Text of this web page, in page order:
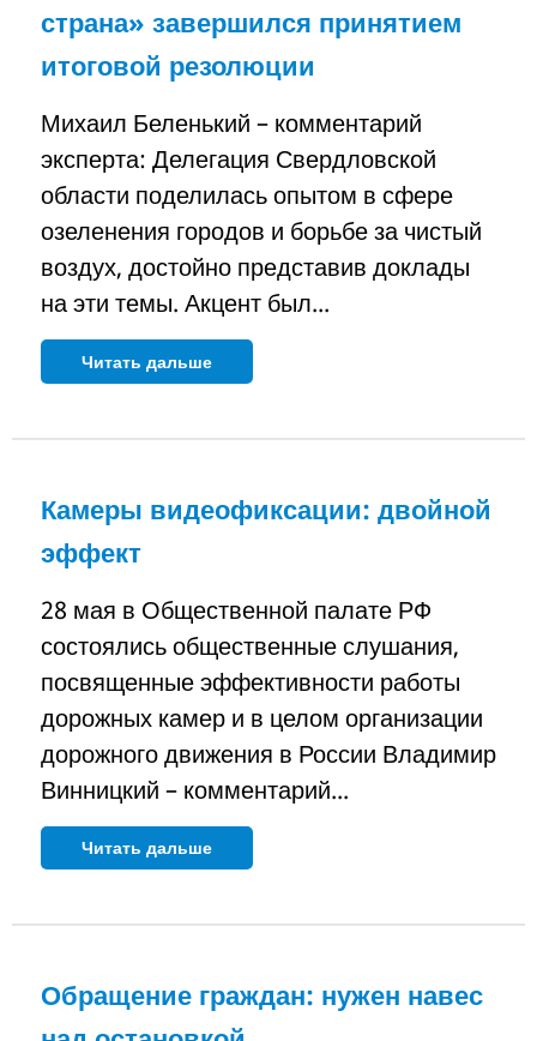
страна» завершился принятием
итоговой резолюции
Михаил Беленький – комментарий
эксперта: Делегация Свердловской
области поделилась опытом в сфере
озеленения городов и борьбе за чистый
воздух, достойно представив доклады
на эти темы. Акцент был...
Читать дальше
Камеры видеофиксации: двойной
эффект
28 мая в Общественной палате РФ
состоялись общественные слушания,
посвященные эффективности работы
дорожных камер и в целом организации
дорожного движения в России Владимир
Винницкий – комментарий...
Читать дальше
Обращение граждан: нужен навес